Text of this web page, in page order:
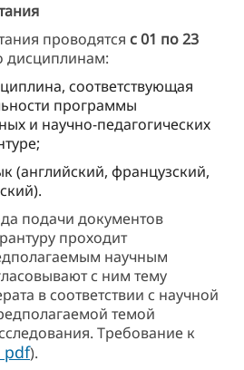
проводятся с01 по 23
дисциплинам:
соответствующая
программы
и научно-педагогических
(английский, французский,
подачи документов
проходит
научным
с ним тему
в соответствии с научной
темой
Требование к
pdf).